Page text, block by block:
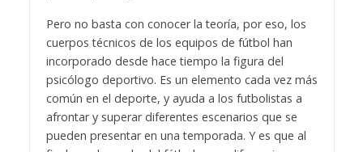
Pero no basta con conocer la teoría, por eso, los
cuerpos técnicos de los equipos de fútbol han
incorporado desde hace tiempo la figura del
psicólogo deportivo. Es un elemento cada vez más
común en el deporte, y ayuda a los futbolistas a
afrontar y superar diferentes escenarios que se
pueden presentar en una temporada. Y es que al